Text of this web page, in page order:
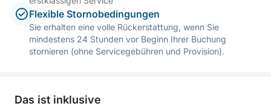
Flexible Stornobedingungen
Sie erhalten eine volle Rückerstattung, wenn Sie
mindestens 24 Stunden vor Beginn Ihrer Buchung
stornieren (ohne Servicegebühren und Provision).
Das ist inklusive